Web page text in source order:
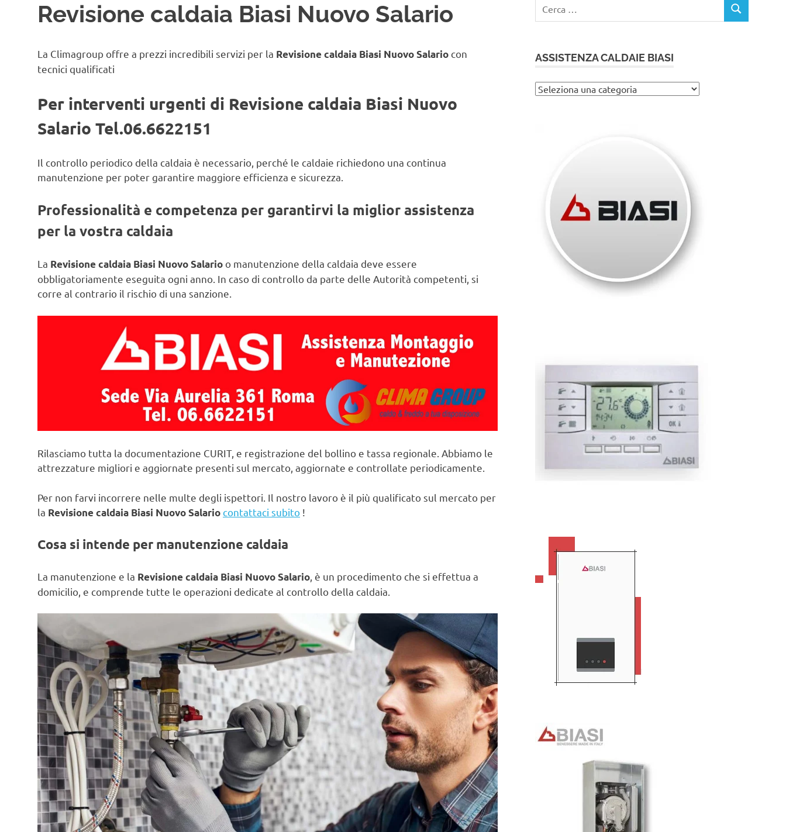
Revisione caldaia Biasi Nuovo Salario
La Climagroup offre a prezzi incredibili servizi per la Revisione caldaia Biasi Nuovo Salario con
tecnici qualificati
Per interventi urgenti di Revisione caldaia Biasi Nuovo
Salario Tel.06.6622151
Il controllo periodico della caldaia è necessario, perché le caldaie richiedono una continua
manutenzione per poter garantire maggiore efficienza e sicurezza.
Professionalità e competenza per garantirvi la miglior assistenza
per la vostra caldaia
La Revisione caldaia Biasi Nuovo Salario o manutenzione della caldaia deve essere
obbligatoriamente eseguita ogni anno. In caso di controllo da parte delle Autorità competenti, si
corre al contrario il rischio di una sanzione.
Rilasciamo tutta la documentazione CURIT, e registrazione del bollino e tassa regionale. Abbiamo le
attrezzature migliori e aggiornate presenti sul mercato, aggiornate e controllate periodicamente.
Per non farvi incorrere nelle multe degli ispettori. Il nostro lavoro è il più qualificato sul mercato per
la Revisione caldaia Biasi Nuovo Salariocontattaci subito !
Cosa si intende per manutenzione caldaia
La manutenzione e la Revisione caldaia Biasi Nuovo Salario , è un procedimento che si effettua a
domicilio, e comprende tutte le operazioni dedicate al controllo della caldaia.
per:
CERCA
ASSISTENZA CALDAIE BIASI
Assistenza